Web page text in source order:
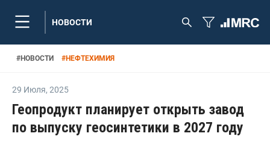
НОВОСТИ
#НОВОСТИ #НЕФТЕХИМИЯ
29 Июля, 2025
Геопродукт планирует открыть завод
по выпуску геосинтетики в 2027 году